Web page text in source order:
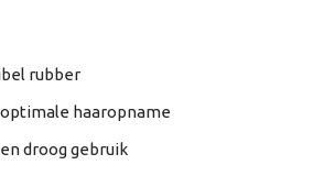
rubber
haaropname
droog gebruik